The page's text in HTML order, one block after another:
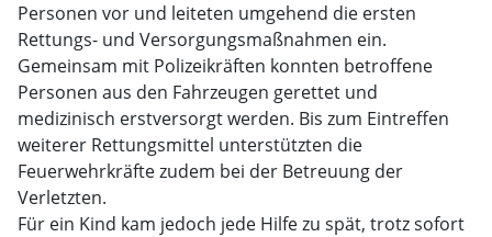
Personen vor und leiteten umgehend die ersten
Rettungs- und Versorgungsmaßnahmen ein.
Gemeinsam mit Polizeikräften konnten betroffene
Personen aus den Fahrzeugen gerettet und
medizinisch erstversorgt werden. Bis zum Eintreffen
weiterer Rettungsmittel unterstützten die
Feuerwehrkräfte zudem bei der Betreuung der
Verletzten.
Für ein Kind kam jedoch jede Hilfe zu spät, trotz sofort